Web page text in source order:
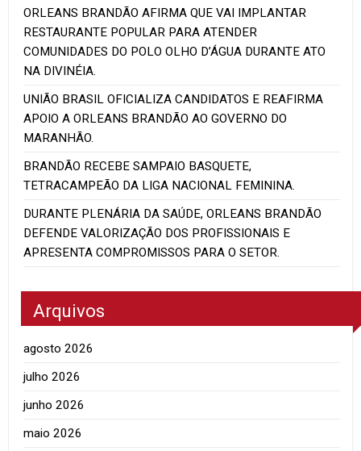
ORLEANS BRANDÃO AFIRMA QUE VAI IMPLANTAR
RESTAURANTE POPULAR PARA ATENDER
COMUNIDADES DO POLO OLHO D’ÁGUA DURANTE ATO
NA DIVINÉIA.
UNIÃO BRASIL OFICIALIZA CANDIDATOS E REAFIRMA
APOIO A ORLEANS BRANDÃO AO GOVERNO DO
MARANHÃO.
BRANDÃO RECEBE SAMPAIO BASQUETE,
TETRACAMPEÃO DA LIGA NACIONAL FEMININA.
DURANTE PLENÁRIA DA SAÚDE, ORLEANS BRANDÃO
DEFENDE VALORIZAÇÃO DOS PROFISSIONAIS E
APRESENTA COMPROMISSOS PARA O SETOR.
Arquivos
agosto 2026
julho 2026
junho 2026
maio 2026